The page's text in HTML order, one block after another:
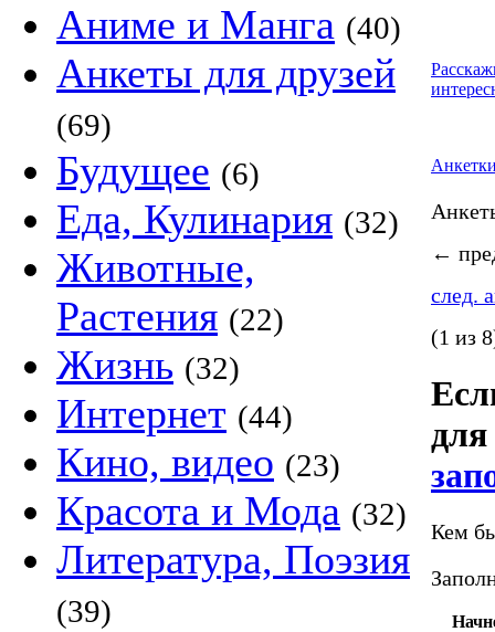
Аниме и Манга (40)
Анкеты для друзей
(69)
Будущее (6)
Еда, Кулинария (32)
Животные,
Растения (22)
Жизнь (32)
Интернет (44)
Кино, видео (23)
Красота и Мода (32)
Литература, Поэзия
(39)
←
след.
(1 из
Кем